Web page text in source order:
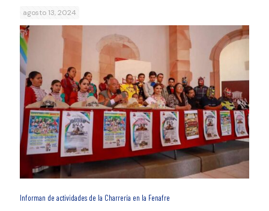
agosto 13, 2024
Informan de actividades de la Charrería en la Fenafre